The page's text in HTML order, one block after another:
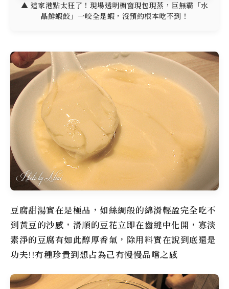
▲ 這家港點太狂了！現場透明櫥窗現包現蒸，巨無霸「水
晶鮮蝦餃」一咬全是蝦，沒預約根本吃不到！
豆腐甜湯實在是極品，如絲綢般的綿滑輕盈完全吃不
到黃豆的沙感，滑順的豆花立即在齒縫中化開，寡淡
素淨的豆腐有如此醇厚香氣，除用料實在說到底還是
功夫!!有種珍貴到想占為己有慢慢品嚐之感